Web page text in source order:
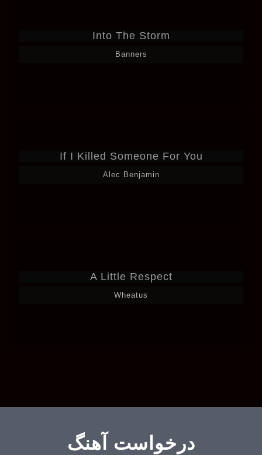
Into The Storm
Banners
If I Killed Someone For You
Alec Benjamin
A Little Respect
Wheatus
درخواست آهنگ